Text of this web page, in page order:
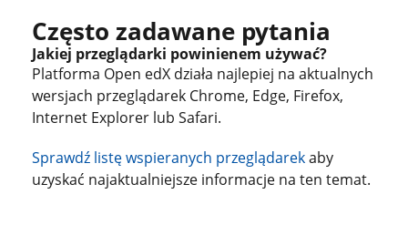
Często zadawane pytania
Jakiej przeglądarki powinienem używać?
Platforma Open edX działa najlepiej na aktualnych
wersjach przeglądarek Chrome, Edge, Firefox,
Internet Explorer lub Safari.
Sprawdź listę wspieranych przeglądarekaby
uzyskać najaktualniejsze informacje na ten temat.